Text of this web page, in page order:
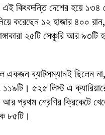
কিংবদন্তি দেশের হয়ে ১৩৪
করেছেন ১২ হাজার ৪০০
২৫টি সেঞ্চুরি আর
একজন ব্যাটসম্যানই
১১৯টি। ৫২৫ লিস্ট এ
প্রথম শ্রেণির ক্রিকেটে
৮৫টি।